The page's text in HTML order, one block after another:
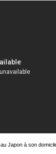
Japon à son